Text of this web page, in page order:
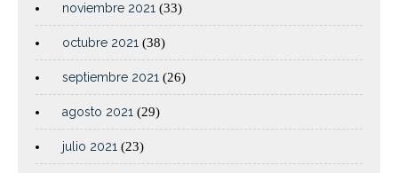
noviembre 2021 (33)
octubre 2021 (38)
septiembre 2021 (26)
agosto 2021 (29)
julio 2021 (23)